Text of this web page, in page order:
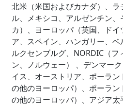
北米（米国およびカナダ）、
ル、メキシコ、アルゼンチン、
カ）、ヨーロッパ（英国、ドイ
ア、スペイン、ハンガリー、
ルクセンブルグ、NORDIC（
ン、ノルウェー） 、デンマー
イス、オーストリア、ポーラ
の他のヨーロッパ）、ポーラ
の他のヨーロッパ）、アジア